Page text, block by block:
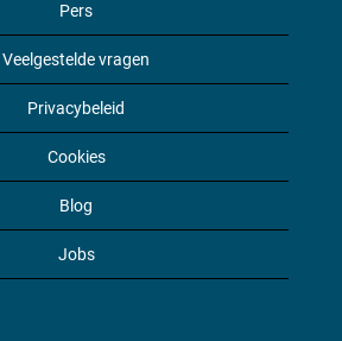
Pers
Veelgestelde vragen
Privacybeleid
Cookies
Blog
Jobs